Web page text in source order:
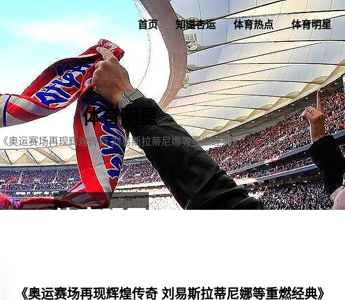
首页 知道杏运 体育热点 体育明星
体育明星
《奥运赛场再现辉煌传奇 刘易斯拉蒂尼娜等重燃经典》
《奥运赛场再现辉煌传奇 刘易斯拉蒂尼娜等重燃经典》